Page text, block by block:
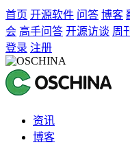
首页 开源软件 问答 博客
会 高手问答 开源访谈 周刊
登录 注册
资讯
博客